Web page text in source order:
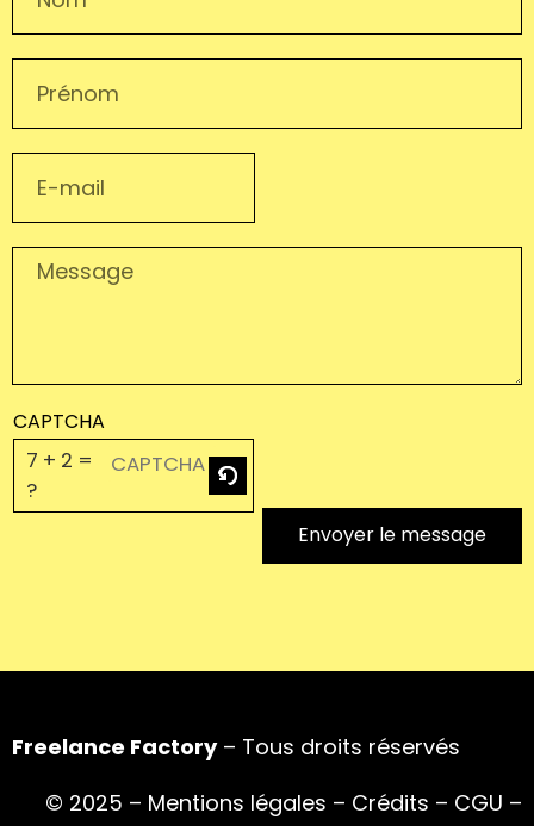
CAPTCHA
7 + 2 =
?
Envoyer le message
Freelance Factory– Tous droits réservés
© 2025 – Mentions légales – Crédits – CGU –